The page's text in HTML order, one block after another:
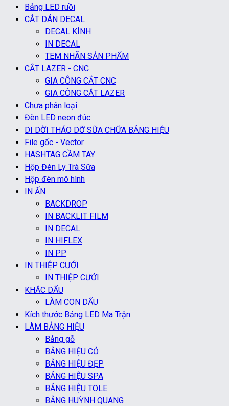
Bảng LED ruồi
CẮT DÁN DECAL
DECAL KÍNH
IN DECAL
TEM NHÃN SẢN PHẨM
CẮT LAZER - CNC
GIA CÔNG CẮT CNC
GIA CÔNG CẮT LAZER
Chưa phân loại
Đèn LED neon đúc
DI DỜI THÁO DỠ SỮA CHỮA BẢNG HIỆU
File gốc - Vector
HASHTAG CẦM TAY
Hộp Đèn Ly Trà Sữa
Hộp đèn mô hình
IN ẤN
BACKDROP
IN BACKLIT FILM
IN DECAL
IN HIFLEX
IN PP
IN THIỆP CƯỚI
IN THIỆP CƯỚI
KHẮC DẤU
LÀM CON DẤU
Kích thước Bảng LED Ma Trận
LÀM BẢNG HIỆU
Bảng gỗ
BẢNG HIỆU CỎ
BẢNG HIỆU ĐẸP
BẢNG HIỆU SPA
BẢNG HIỆU TOLE
BẢNG HUỲNH QUANG